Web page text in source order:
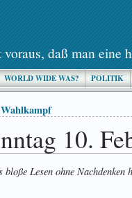
daß man eine
WORLD WIDE WAS? POLITIK
10.
bloße Lesen ohne Nachdenken